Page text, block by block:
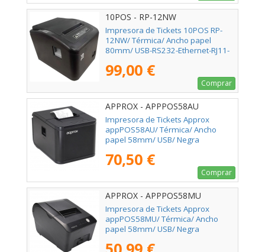
10POS - RP-12NW
Impresora de Tickets 10POS RP-
12NW/ Térmica/ Ancho papel
80mm/ USB-RS232-Ethernet-RJ11-
99,00 €
Comprar
APPROX - APPPOS58AU
Impresora de Tickets Approx
appPOS58AU/ Térmica/ Ancho
papel 58mm/ USB/ Negra
70,50 €
Comprar
APPROX - APPPOS58MU
Impresora de Tickets Approx
appPOS58MU/ Térmica/ Ancho
papel 58mm/ USB/ Negra